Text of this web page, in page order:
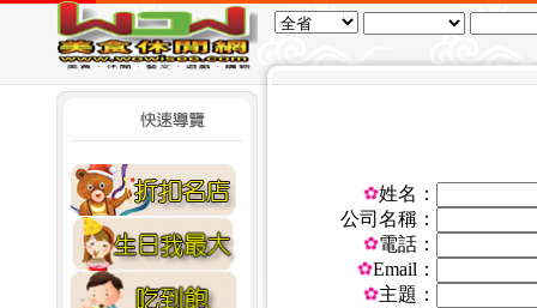
姓名：
公司名稱：
電話：
Email：
主題：